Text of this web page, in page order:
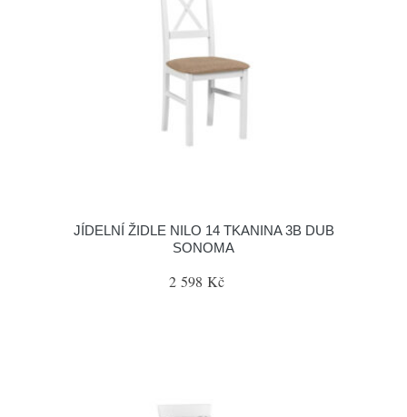
JÍDELNÍ ŽIDLE NILO 14 TKANINA 3B DUB
SONOMA
2 598 Kč